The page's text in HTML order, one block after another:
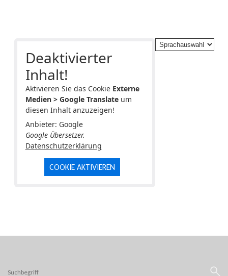
Deaktivierter
Inhalt!
Aktivieren Sie das Cookie Externe
Medien > Google Translateum
diesen Inhalt anzuzeigen!
Anbieter: Google
Google Übersetzer.
Datenschutzerklärung
COOKIE AKTIVIEREN